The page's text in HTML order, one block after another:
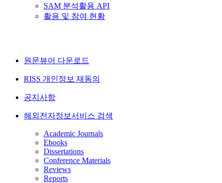
SAM 분석활용 API
활용 및 참여 현황
원문뷰어 다운로드
RISS 개인정보 재동의
공지사항
해외전자정보서비스 검색
Academic Journals
Ebooks
Dissertations
Conference Materials
Reviews
Reports